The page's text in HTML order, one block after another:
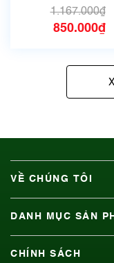
1.167.000₫
850.000₫
VỀ CHÚNG TÔI
DANH MỤC SẢN
CHÍNH SÁCH